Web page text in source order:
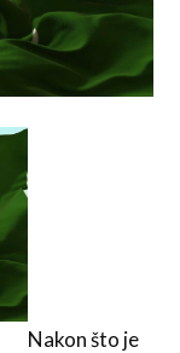
Nakon što je